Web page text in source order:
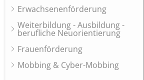
Erwachsenenförderung
Weiterbildung - Ausbildung -
berufliche Neuorientierung
Frauenförderung
Mobbing & Cyber-Mobbing